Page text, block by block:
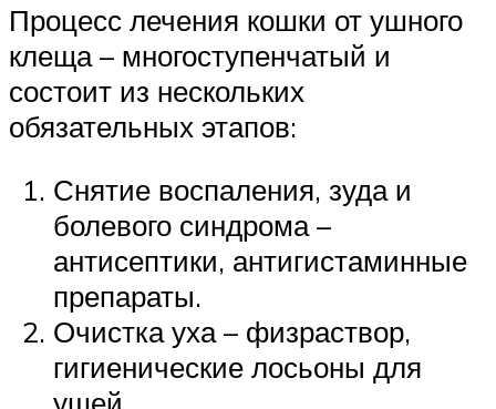
Процесс лечения кошки от ушного
клеща – многоступенчатый и
состоит из нескольких
обязательных этапов:
Снятие воспаления, зуда и
болевого синдрома –
антисептики, антигистаминные
препараты.
Очистка уха – физраствор,
гигиенические лосьоны для